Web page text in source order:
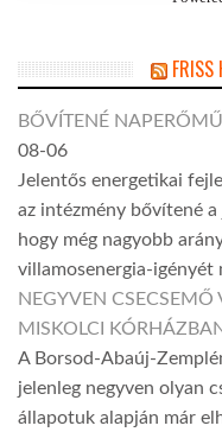
FRISS
BŐVÍTENÉ
08-06
Jelentős energetikai
az intézmény bővítené
hogy még nagyobb
villamosenergia-igényét
NEGYVEN CSECSEMŐ
MISKOLCI
A Borsod-Abaúj-
jelenleg negyven olyan
állapotuk alapján már